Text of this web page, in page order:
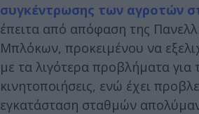
συγκέντρωσης των αγροτών
έπειτα από απόφαση της
Μπλόκων, προκειμένου να
με τα λιγότερα προβλήματα για
κινητοποιήσεις, ενώ έχει
εγκατάσταση σταθμών